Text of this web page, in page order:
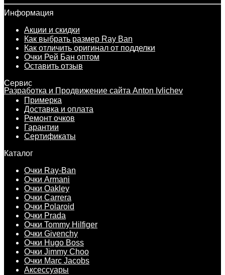
Информация
Акции и скидки
Как выбрать размер Ray Ban
Как отличить оригинал от подделки
Очки Рей Бан оптом
Оставить отзыв
Разработка и Продвижение сайта Anton Ivlichev
Сервис
Примерка
Доставка и оплата
Ремонт очков
Гарантии
Сертификаты
Каталог
Очки Ray-Ban
Очки Armani
Очки Oakley
Очки Carrera
Очки Polaroid
Очки Prada
Очки Tommy Hilfiger
Очки Givenchy
Очки Hugo Boss
Очки Jimmy Choo
Очки Marc Jacobs
Аксессуары